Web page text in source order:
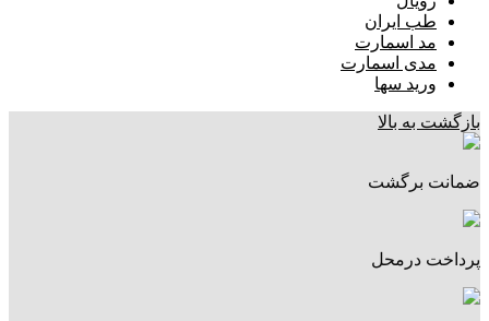
طب ایران
مد اسمارت
مدی اسمارت
ورید سها
بازگشت به بالا
ضمانت برگشت
پرداخت درمحل